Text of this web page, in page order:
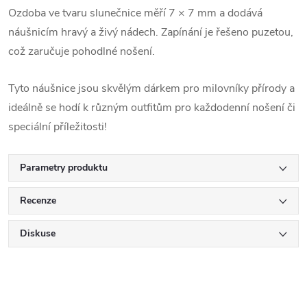
Ozdoba ve tvaru slunečnice měří 7 × 7 mm a dodává
náušnicím hravý a živý nádech. Zapínání je řešeno puzetou,
což zaručuje pohodlné nošení.
Tyto náušnice jsou skvělým dárkem pro milovníky přírody a
ideálně se hodí k různým outfitům pro každodenní nošení či
speciální příležitosti!
Parametry produktu
Recenze
Diskuse